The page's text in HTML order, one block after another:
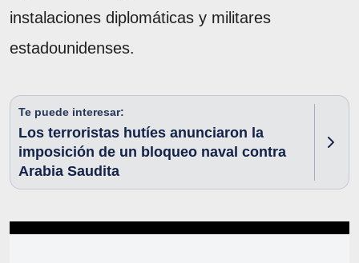
instalaciones diplomáticas y militares
estadounidenses.
Te puede interesar:
Los terroristas hutíes anunciaron la
imposición de un bloqueo naval contra
Arabia Saudita